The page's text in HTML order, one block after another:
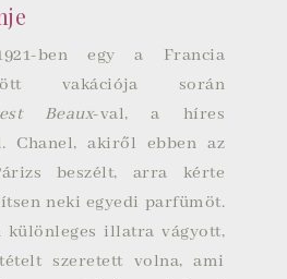
-ben egy a Francia
vakációja során
Beaux-val, a híres
Chanel, akiről ebben az
beszélt, arra kérte
neki egyedi parfümöt.
különleges illatra vágyott,
szeretett volna, ami